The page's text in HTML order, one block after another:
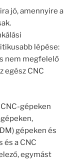
jó, amennyire a
lépése:
nem megfelelő
egész CNC
gépeken
gépeken és
és a CNC
egymást